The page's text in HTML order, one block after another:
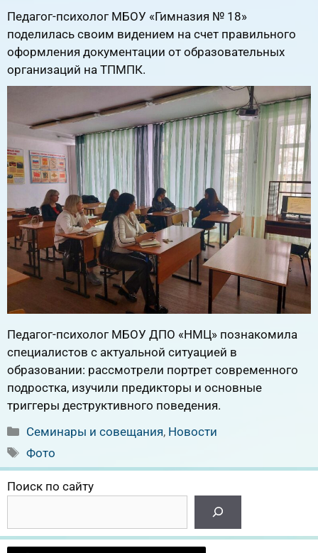
Педагог-психолог МБОУ «Гимназия № 18»
поделилась своим видением на счет правильного
оформления документации от образовательных
организаций на ТПМПК.
Педагог-психолог МБОУ ДПО «НМЦ» познакомила
специалистов с актуальной ситуацией в
образовании: рассмотрели портрет современного
подростка, изучили предикторы и основные
триггеры деструктивного поведения.
Рубрики
Семинары и совещания, Новости
Метки
Фото
Поиск по сайту